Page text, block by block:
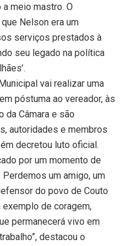
meio mastro. O
Nelson era um
serviços prestados à
seu legado na política
vai realizar uma
póstuma ao vereador, às
da Câmara e são
autoridades e membros
decretou luto oficial.
por um momento de
um amigo, um
do povo de Couto
de coragem,
permanecerá vivo em
destacou o